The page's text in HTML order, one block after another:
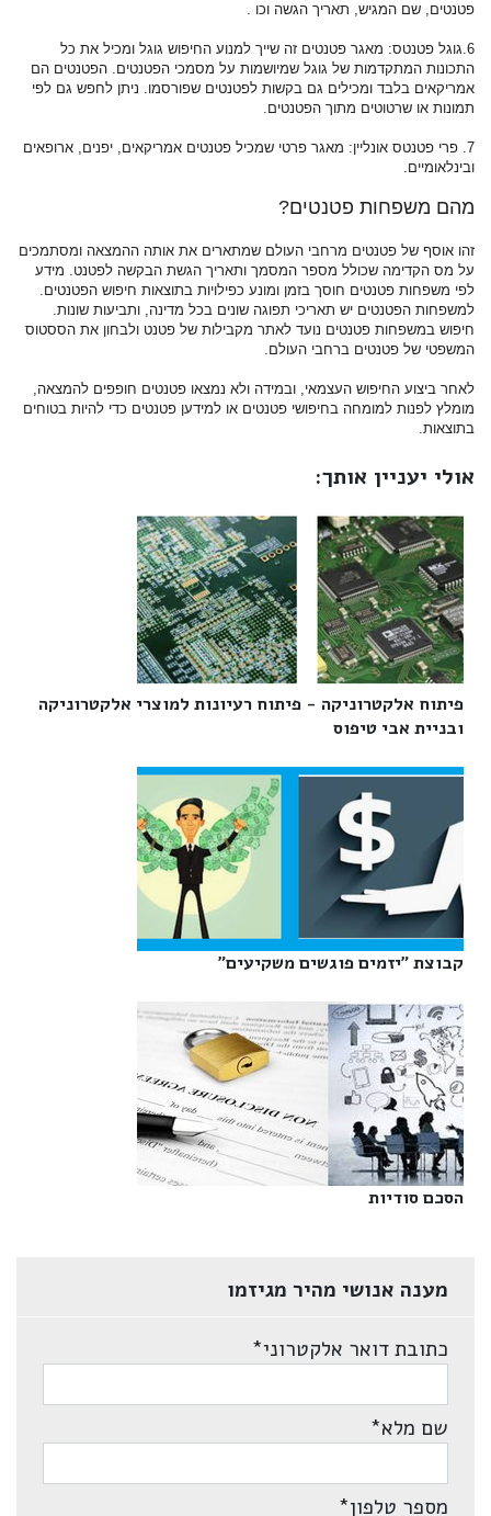
פטנטים, שם המגיש, תאריך הגשה וכו .
6.גוגל פטנטס: מאגר פטנטים זה שייך למנוע החיפוש גוגל ומכיל את כל
התכונות המתקדמות של גוגל שמיושמות על מסמכי הפטנטים. הפטנטים הם
אמריקאים בלבד ומכילים גם בקשות לפטנטים שפורסמו. ניתן לחפש גם לפי
תמונות או שרטוטים מתוך הפטנטים.
7. פרי פטנטס אונליין: מאגר פרטי שמכיל פטנטים אמריקאים, יפנים, ארופאים
ובינלאומיים.
מהם משפחות פטנטים?
זהו אוסף של פטנטים מרחבי העולם שמתארים את אותה ההמצאה ומסתמכים
על מס הקדימה שכולל מספר המסמך ותאריך הגשת הבקשה לפטנט. מידע
לפי משפחות פטנטים חוסך בזמן ומונע כפילויות בתוצאות חיפוש הפטנטים.
למשפחות הפטנטים יש תאריכי תפוגה שונים בכל מדינה, ותביעות שונות.
חיפוש במשפחות פטנטים נועד לאתר מקבילות של פטנט ולבחון את הססטוס
המשפטי של פטנטים ברחבי העולם.
לאחר ביצוע החיפוש העצמאי, ובמידה ולא נמצאו פטנטים חופפים להמצאה,
מומלץ לפנות למומחה בחיפושי פטנטים או למידען פטנטים כדי להיות בטוחים
בתוצאות.
אולי יעניין אותך:
פיתוח אלקטרוניקה - פיתוח רעיונות למוצרי אלקטרוניקה
ובניית אבי טיפוס‎
קבוצת "יזמים פוגשים משקיעים"‎
הסכם סודיות‎
מענה אנושי מהיר מגיזמו
כתובת דואר אלקטרוני*
שם מלא*
מספר טלפון*